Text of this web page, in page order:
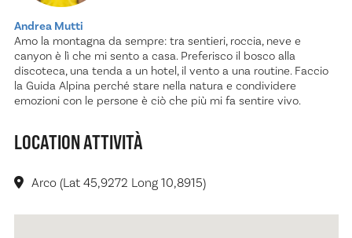
Andrea Mutti
Amo la montagna da sempre: tra sentieri, roccia, neve e
canyon è lì che mi sento a casa. Preferisco il bosco alla
discoteca, una tenda a un hotel, il vento a una routine. Faccio
la Guida Alpina perché stare nella natura e condividere
emozioni con le persone è ciò che più mi fa sentire vivo.
LOCATION ATTIVITÀ
Arco (Lat 45,9272 Long 10,8915)